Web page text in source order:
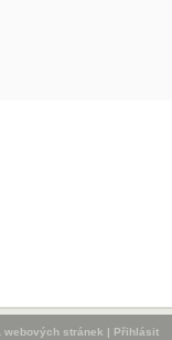
webových stránek | Přihlásit